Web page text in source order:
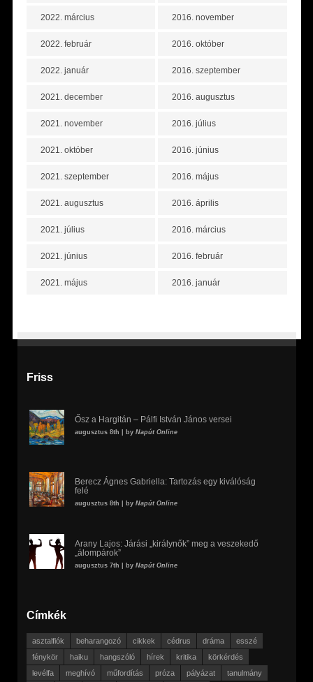
2022. március
2022. február
2022. január
2021. december
2021. november
2021. október
2021. szeptember
2021. augusztus
2021. július
2021. június
2021. május
2016. november
2016. október
2016. szeptember
2016. augusztus
2016. július
2016. június
2016. május
2016. április
2016. március
2016. február
2016. január
Friss
Ősz a Hargitán – Pálfi István János versei
augusztus 8th | by Napút Online
Berecz Ágnes Gabriella: Tartozás egy kiválóság
felé
augusztus 8th | by Napút Online
Arany Lajos: Járási „királynők” meg a veszekedő
„álompárok”
augusztus 7th | by Napút Online
Címkék
asztalfiók beharangozó cikkek cédrus dráma
esszé
fénykör
haiku hangszóló hírek kritika
körkérdés
levélfa
meghívó műfordítás próza pályázat
tanulmány